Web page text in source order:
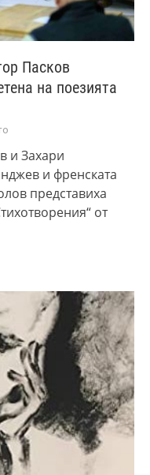
Пасков
на поезията
и Захари
и френската
представиха
от